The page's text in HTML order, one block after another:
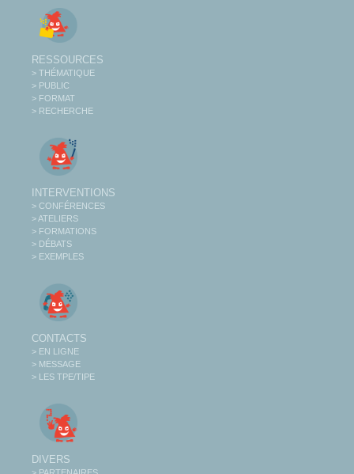
RESSOURCES
> THÉMATIQUE
> PUBLIC
> FORMAT
> RECHERCHE
INTERVENTIONS
> CONFÉRENCES
> ATELIERS
> FORMATIONS
> DÉBATS
> EXEMPLES
CONTACTS
> EN LIGNE
> MESSAGE
> LES TPE/TIPE
DIVERS